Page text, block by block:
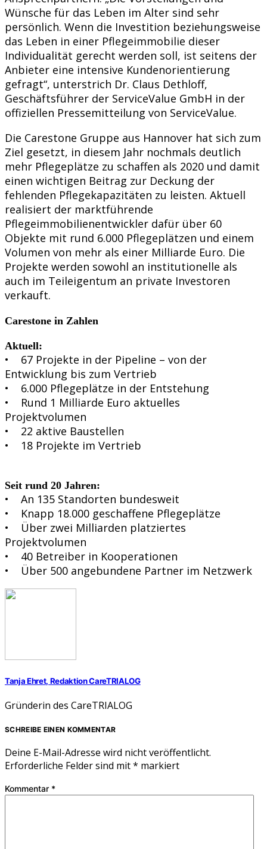
Wünsche für das Leben im Alter sind sehr
persönlich. Wenn die Investition beziehungsweise
das Leben in einer Pflegeimmobilie dieser
Individualität gerecht werden soll, ist seitens der
Anbieter eine intensive Kundenorientierung
gefragt“, unterstrich Dr. Claus Dethloff,
Geschäftsführer der ServiceValue GmbH in der
offiziellen Pressemitteilung von ServiceValue.
Die Carestone Gruppe aus Hannover hat sich zum
Ziel gesetzt, in diesem Jahr nochmals deutlich
mehr Pflegeplätze zu schaffen als 2020 und damit
einen wichtigen Beitrag zur Deckung der
fehlenden Pflegekapazitäten zu leisten. Aktuell
realisiert der marktführende
Pflegeimmobilienentwickler dafür über 60
Objekte mit rund 6.000 Pflegeplätzen und einem
Volumen von mehr als einer Milliarde Euro. Die
Projekte werden sowohl an institutionelle als
auch im Teileigentum an private Investoren
verkauft.
Carestone in Zahlen
Aktuell:
• 67 Projekte in der Pipeline – von der
Entwicklung bis zum Vertrieb
• 6.000 Pflegeplätze in der Entstehung
• Rund 1 Milliarde Euro aktuelles
Projektvolumen
• 22 aktive Baustellen
• 18 Projekte im Vertrieb
Seit rund 20 Jahren:
• An 135 Standorten bundesweit
• Knapp 18.000 geschaffene Pflegeplätze
• Über zwei Milliarden platziertes
Projektvolumen
• 40 Betreiber in Kooperationen
• Über 500 angebundene Partner im Netzwerk
Tanja Ehret, Redaktion CareTRIALOG
Gründerin des CareTRIALOG
SCHREIBE EINEN KOMMENTAR
Deine E-Mail-Adresse wird nicht veröffentlicht.
Erforderliche Felder sind mit* markiert
Kommentar *